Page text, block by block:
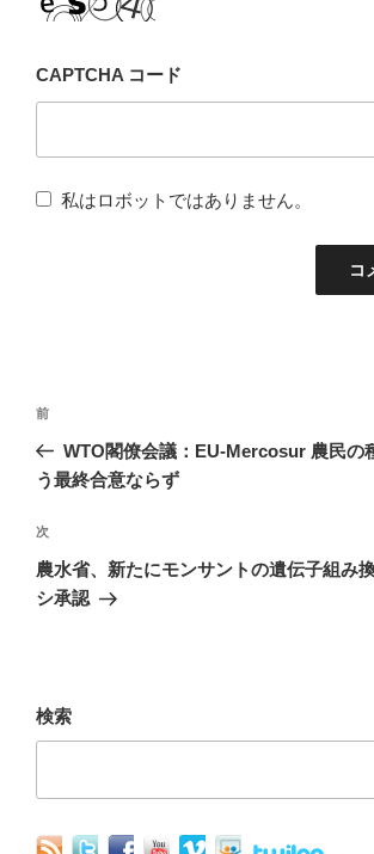
CAPTCHA コード
私はロボットではありません。
投
稿
ナ
ゲ
ー
前
の
投
前
WTO閣僚会議：EU-Mercosur 農民の
う最終合意ならず
次
の
投
次
農水省、新たにモンサントの遺伝子組み
シ承認
検索